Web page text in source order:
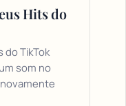
Hits do
do TikTok
som no